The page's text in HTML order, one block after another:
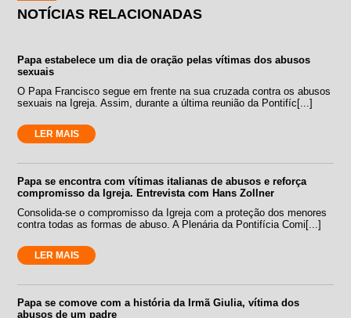
NOTÍCIAS RELACIONADAS
Papa estabelece um dia de oração pelas vítimas dos abusos
sexuais
O Papa Francisco segue em frente na sua cruzada contra os abusos
sexuais na Igreja. Assim, durante a última reunião da Pontifíc[...]
LER MAIS
Papa se encontra com vítimas italianas de abusos e reforça
compromisso da Igreja. Entrevista com Hans Zollner
Consolida-se o compromisso da Igreja com a proteção dos menores
contra todas as formas de abuso. A Plenária da Pontifícia Comi[...]
LER MAIS
Papa se comove com a história da Irmã Giulia, vítima dos
abusos de um padre